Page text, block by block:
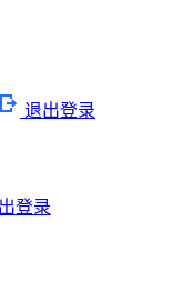
退出登录
登录